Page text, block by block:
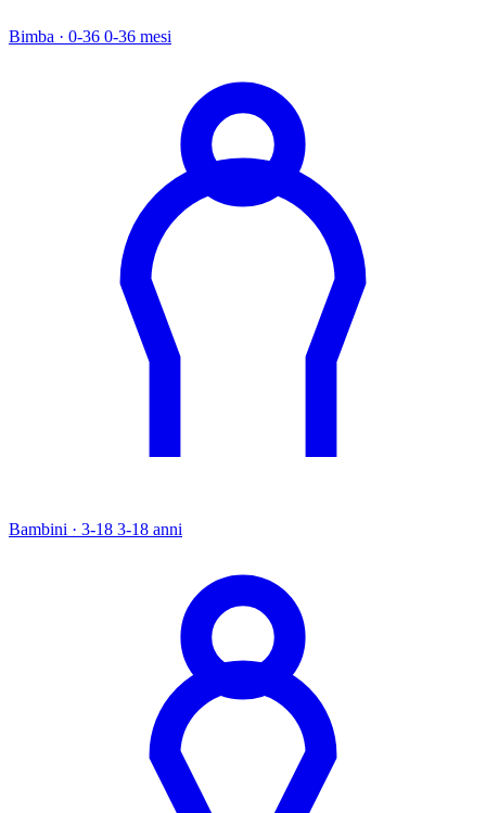
Bimba · 0-36 0-36 mesi
Bambini · 3-18 3-18 anni